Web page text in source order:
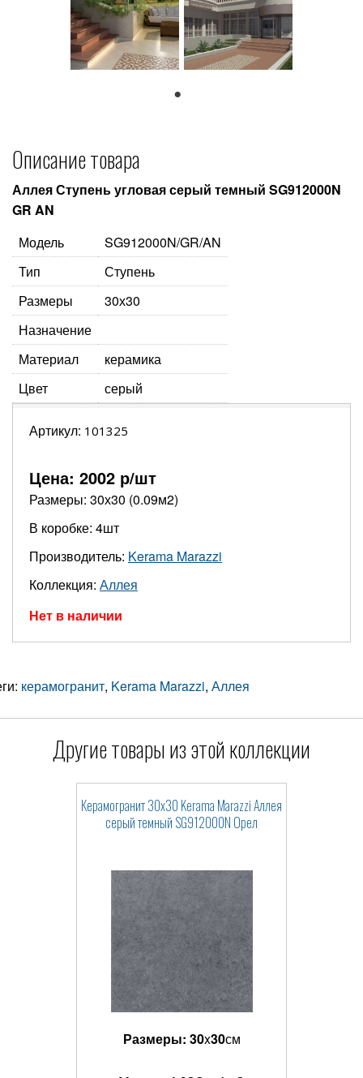
Описание товара
Аллея Ступень угловая серый темный SG912000N
GR AN
Модель
SG912000N/GR/AN
Тип
Ступень
Размеры
30х30
Назначение
Материал
керамика
Цвет
серый
Артикул: 101325
Цена: 2002 р/шт
Размеры: 30х30 (0.09м2)
В коробке: 4шт
Производитель: Kerama Marazzi
Коллекция: Аллея
Нет в наличии
керамогранит, Kerama Marazzi, Аллея
Другие товары из этой коллекции
Керамогранит 30x30 Kerama Marazzi Аллея
серый темный SG912000N Орел
Размеры: 30x30см